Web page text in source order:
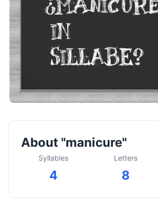
About "manicure"
Syllables
4
Letters
8